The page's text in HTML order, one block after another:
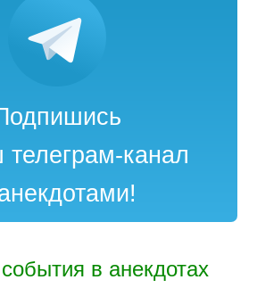
канал
в анекдотах